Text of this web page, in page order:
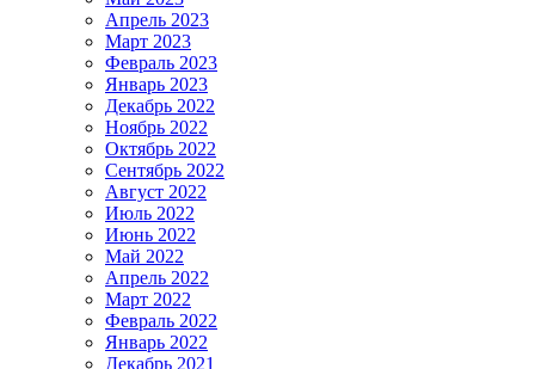
Апрель 2023
Март 2023
Февраль 2023
Январь 2023
Декабрь 2022
Ноябрь 2022
Октябрь 2022
Сентябрь 2022
Август 2022
Июль 2022
Июнь 2022
Май 2022
Апрель 2022
Март 2022
Февраль 2022
Январь 2022
Декабрь 2021